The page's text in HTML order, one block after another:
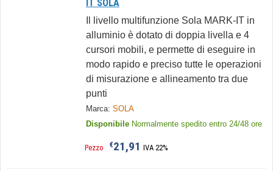
IT SOLA
Il livello multifunzione Sola MARK-IT in
alluminio è dotato di doppia livella e 4
cursori mobili, e permette di eseguire in
modo rapido e preciso tutte le operazioni
di misurazione e allineamento tra due
punti
Marca: SOLA
Disponibile Normalmente spedito entro 24/48 ore
Pezzo €21,91 IVA 22%